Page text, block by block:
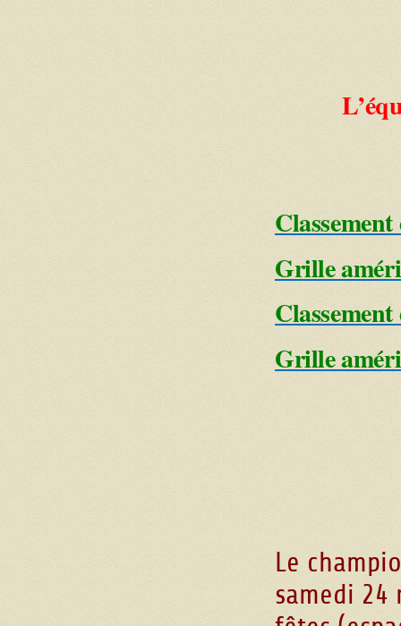
Grille
Grille
Le
samedi 24